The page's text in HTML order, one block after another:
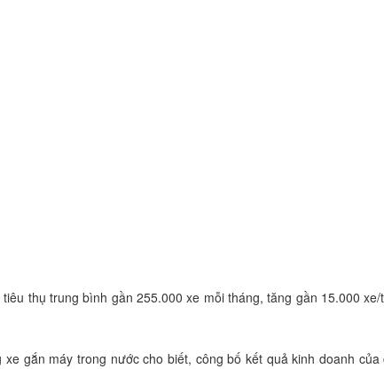
thụ trung bình gần 255.000 xe mỗi tháng, tăng gần 15.000
gắn máy trong nước cho biết, công bố kết quả kinh doanh